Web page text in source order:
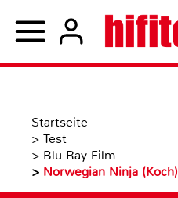
Startseite
> Test
> Blu-Ray Film
> Norwegian Ninja (Koch)